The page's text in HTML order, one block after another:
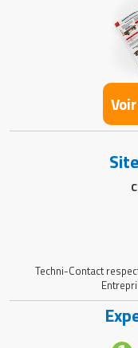
Techni-Contact